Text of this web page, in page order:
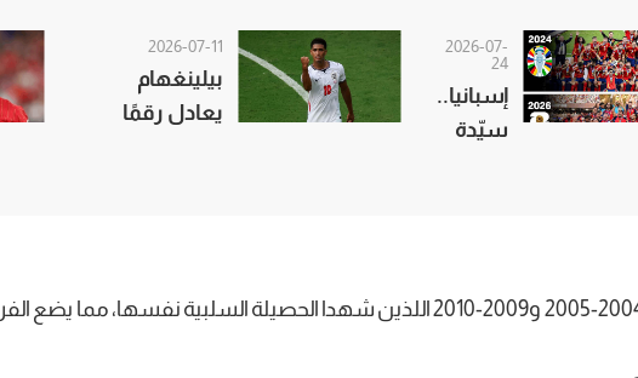
2026-07-
24
إسبانيا..
سيّدة
2026-07-11
بيلينغهام
يعادل رقمًا
ويعيد هذا الرقم للأذهان موسمي 2004-2005 و2009-2010 اللذين شهدا الحصيلة السلبية